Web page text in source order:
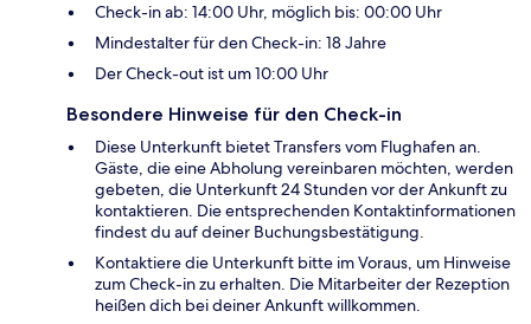
Check-in ab: 14:00 Uhr, möglich bis: 00:00 Uhr
Mindestalter für den Check-in: 18 Jahre
Der Check-out ist um 10:00 Uhr
Besondere Hinweise für den Check-in
Diese Unterkunft bietet Transfers vom Flughafen an.
Gäste, die eine Abholung vereinbaren möchten, werden
gebeten, die Unterkunft 24 Stunden vor der Ankunft zu
kontaktieren. Die entsprechenden Kontaktinformationen
findest du auf deiner Buchungsbestätigung.
Kontaktiere die Unterkunft bitte im Voraus, um Hinweise
zum Check-in zu erhalten. Die Mitarbeiter der Rezeption
heißen dich bei deiner Ankunft willkommen.